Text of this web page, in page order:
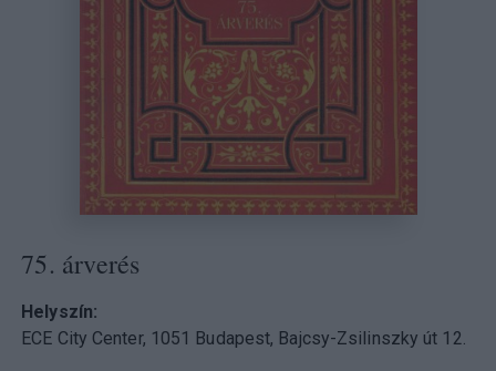
75. árverés
Helyszín
ECE City Center, 1051 Budapest, Bajcsy-Zsilinszky út 12.